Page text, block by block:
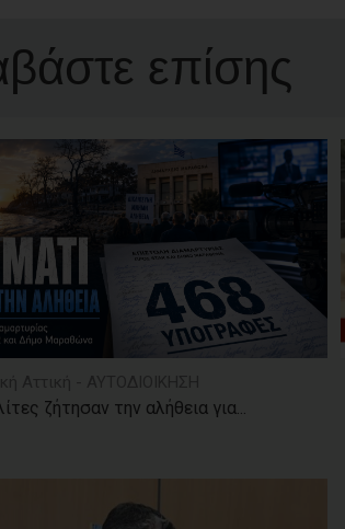
επίσης
ζήτησαν την αλήθεια για...